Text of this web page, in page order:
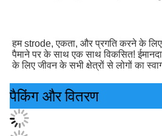
हम strode, एकता, और प्रगति करने के
पैमाने पर के साथ एक साथ विकसित!
के लिए जीवन के सभी क्षेत्रों से लोगों का
पैकिंग और वितरण